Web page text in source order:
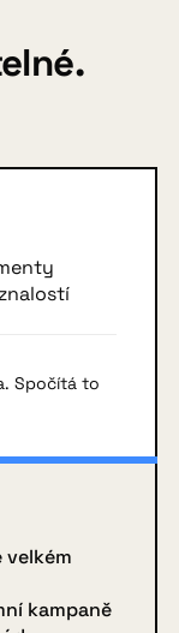
Spočítá to
kampaně